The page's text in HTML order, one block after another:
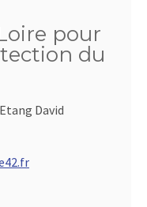
pour
du
David